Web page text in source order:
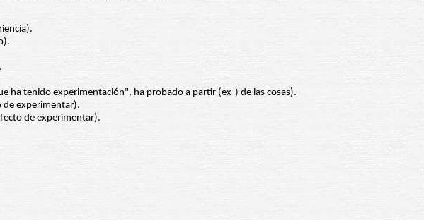
ha tenido experimentación", ha probado a partir (ex-) de las cosas).
de experimentar).
de experimentar).